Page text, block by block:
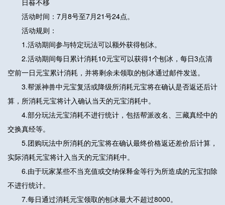
日晷不移
活动时间：7月8号至7月21号24点。
活动规则：
1.活动期间参与特定玩法可以额外获得刨冰。
2.活动期间每日累计消耗10元宝可以获得1个刨冰，每日3点清
空前一日元宝累计消耗，并将剩余未领取的刨冰通过邮件发送。
3.帮派神兽中元宝复活或降级所消耗元宝将在确认是否返还后计
算，所消耗元宝将计入确认当天的元宝消耗中。
4.部分玩法元宝消耗不进行统计，包括帮派改名、三藏真经中的
交换真经等。
5.团购玩法中所消耗的元宝将在确认最终价格返还差价后计算，
实际消耗元宝将计入当天的元宝消耗中。
6.由于玩家某些不当充值或交纳保释金等行为所造成的元宝扣除
不进行统计。
7.每日通过消耗元宝领取的刨冰最大不超过8000。